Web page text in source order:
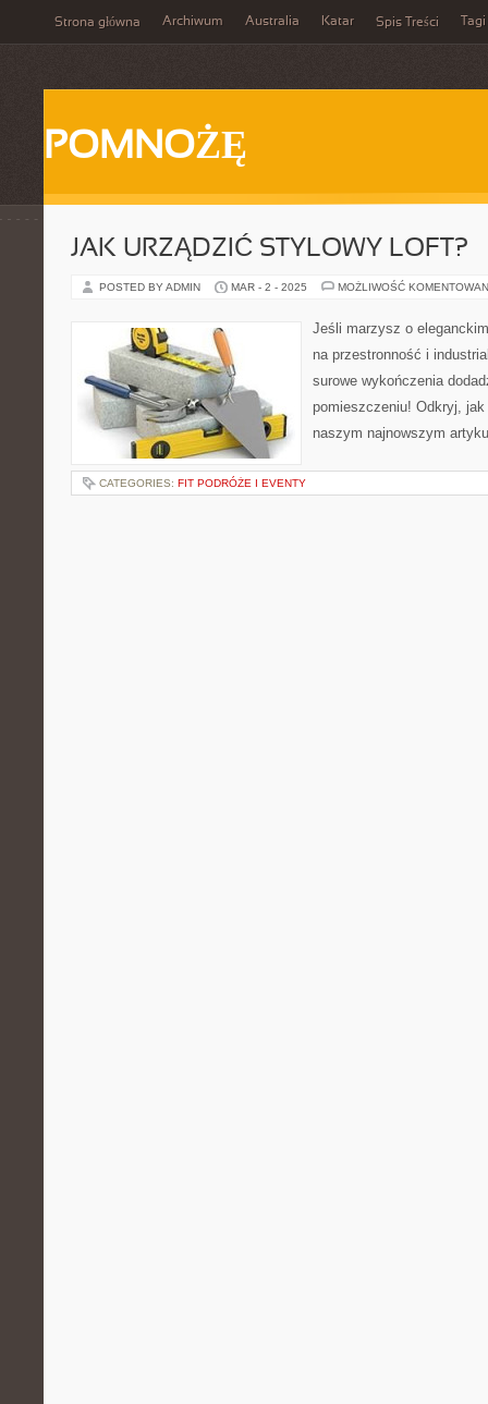
Strona główna Archiwum Australia Katar Spis Treści Tagi
POMNOŻĘ
JAK URZĄDZIĆ STYLOWY LOFT?
POSTED BY ADMIN MAR - 2 - 2025 MOŻLIWOŚĆ
Jeśli marzysz o
na przestronność i
surowe wykończenia
pomieszczeniu! Odkryj,
naszym najnowszym
CATEGORIES: FIT PODRÓŻE I EVENTY